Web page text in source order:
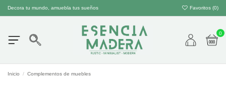
Decora tu mundo, amuebla tus sueños Favoritos (0)
0
Inicio Complementos de muebles